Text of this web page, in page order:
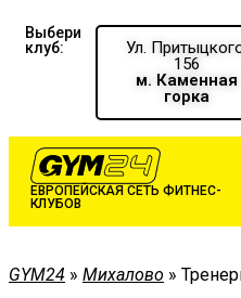
Выбери
клуб:
Ул.
156
м. Каменная
горка
ЕВРОПЕЙСКАЯ СЕТЬ ФИТНЕС-
КЛУБОВ
GYM24 » Михалово »